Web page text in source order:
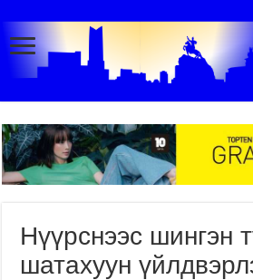
Нүүрснээс шингэн
шатахуун